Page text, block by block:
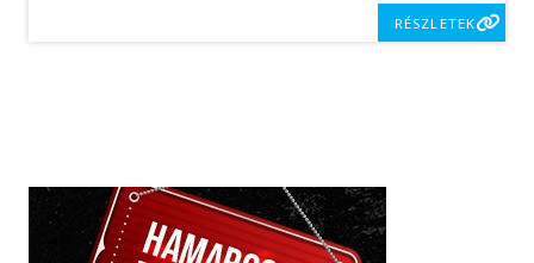
RÉSZLETEK